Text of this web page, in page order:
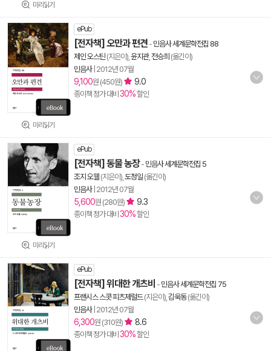
미리읽기
미리읽기
ePub
[전자책] 오만과 편견 - 민음사 세계문학전집 88
제인 오스틴 (지은이), 윤지관, 전승희 (옮긴이)
민음사| 2012년 07월
9,100원 (450원) 9.0
종이책 정가 대비 30%할인
미리읽기
ePub
[전자책] 동물 농장- 민음사 세계문학전집 5
조지 오웰 (지은이), 도정일 (옮긴이)
민음사| 2012년 07월
5,600원 (280원) 9.3
종이책 정가 대비 30%할인
ePub
[전자책] 위대한 개츠비 - 민음사 세계문학전집 75
프랜시스 스콧 피츠제럴드(지은이), 김욱동(옮긴이)
민음사| 2012년 07월
6,300원 (310원) 8.6
종이책 정가 대비 30%할인